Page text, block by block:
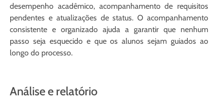
desempenho acadêmico, acompanhamento de requisitos
pendentes e atualizações de status. O acompanhamento
consistente e organizado ajuda a garantir que nenhum
passo seja esquecido e que os alunos sejam guiados ao
longo do processo.
Análise e relatório